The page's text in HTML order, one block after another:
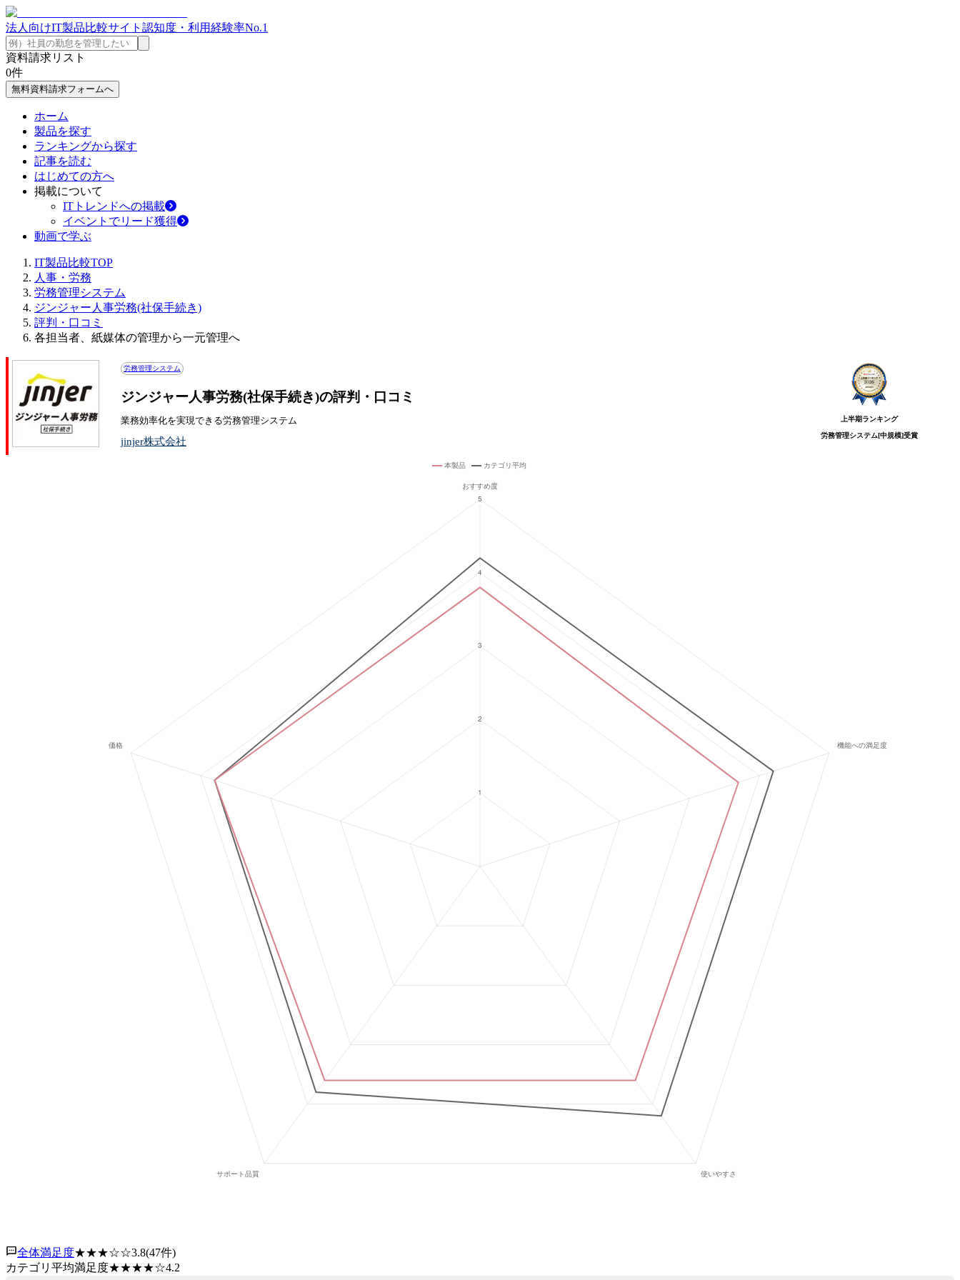
法人向けIT製品比較サイト 認知度・利用経験率No.1
資料請求リスト
0件
無料資料請求フォームへ
ホーム
製品を探す
ランキングから探す
記事を読む
はじめての方へ
掲載について
ITトレンドへの掲載
イベントでリード獲得
動画で学ぶ
IT製品比較TOP
人事・労務
労務管理システム
ジンジャー人事労務(社保手続き)
評判・口コミ
各担当者、紙媒体の管理から一元管理へ
労務管理システム
ジンジャー人事労務(社保手続き)の評判・口コミ
業務効率化を実現できる労務管理システム
jinjer株式会社
上半期ランキング
労務管理システム[中規模]受賞
全体満足度★★★☆☆3.8(47件)
カテゴリ平均満足度★★★★☆4.2